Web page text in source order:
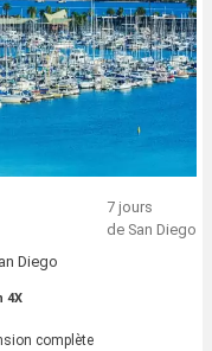
7 jours
de San Diego
Diego
4X
complète